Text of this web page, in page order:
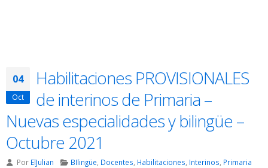
04
Oct
Habilitaciones PROVISIONALES
de interinos de Primaria –
Nuevas especialidades y bilingüe –
Octubre 2021
Por ElJulian BIlingüe Docentes Habilitaciones Interinos Primaria